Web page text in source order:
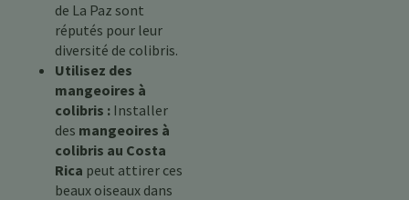
de La Paz sont
réputés pour leur
diversité de colibris.
Utilisez des
mangeoires à
colibris : Installer
des mangeoires à
colibris au Costa
Rica peut attirer ces
beaux oiseaux dans